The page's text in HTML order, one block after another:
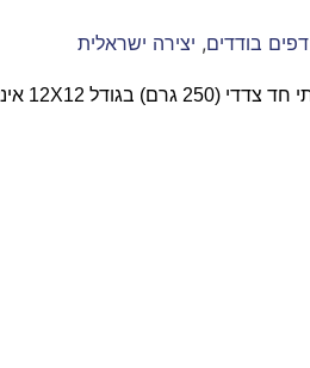
דפים בודדים, יצירה ישראלית